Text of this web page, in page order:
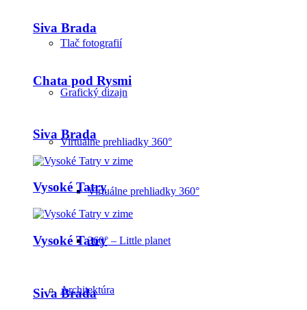
Tlač fotografií
Grafický dizajn
Virtuálne prehliadky 360°
Virtuálne prehliadky 360°
360° – Little planet
Architektúra
Siva Brada
Chata pod Rysmi
Siva Brada
Vysoké Tatry
Vysoké Tatry
Siva Brada